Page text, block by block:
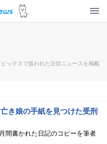
ックスで扱われた注目ニュースを掲載
き娘の手紙を見つけた受刑
間書かれた日記のコピーを筆者